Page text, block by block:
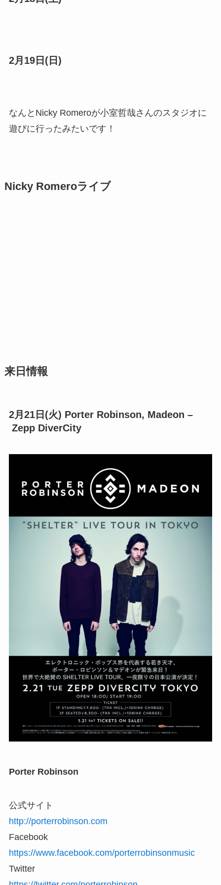
2月19日(日)
なんとNicky Romeroが小室哲哉さんのスタジオに
遊びに行ったみたいです！
Nicky Romeroライブ
来日情報
2月21日(火) Porter Robinson, Madeon –
Zepp DiverCity
Porter Robinson
公式サイト
http://porterrobinson.com
Facebook
https://www.facebook.com/porterrobinsonmusic
Twitter